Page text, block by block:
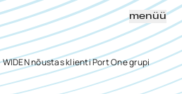
menüü
WIDEN nõustas klienti Port One grupi